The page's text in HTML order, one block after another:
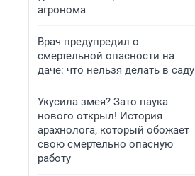
агронома
Врач предупредил о
смертельной опасности на
даче: что нельзя делать в саду
Укусила змея? Зато паука
нового открыл! История
арахнолога, который обожает
свою смертельно опасную
работу